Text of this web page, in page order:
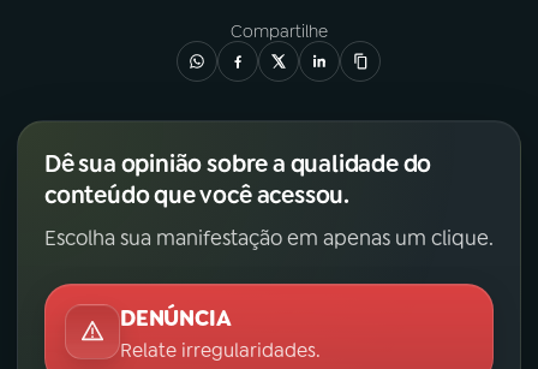
Compartilhe
Dê sua opinião sobre a qualidade do
conteúdo que você acessou.
Escolha sua manifestação em apenas um clique.
DENÚNCIA
Relate irregularidades.